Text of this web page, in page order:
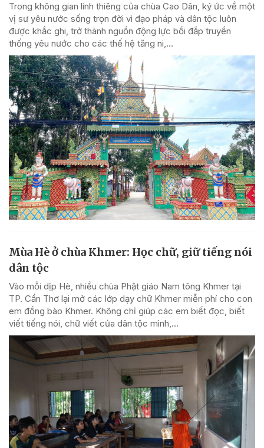
Trong không gian linh thiêng của chùa Cao Dân, ký ức về một
vị sư yêu nước sống trọn đời vì đạo pháp và dân tộc luôn
được khắc ghi, trở thành nguồn động lực bồi đắp truyền
thống yêu nước cho các thế hệ tăng ni,...
Mùa Hè ở chùa Khmer: Học chữ, giữ tiếng nói
dân tộc
Vào mỗi dịp Hè, nhiều chùa Phật giáo Nam tông Khmer tại
TP. Cần Thơ lại mở các lớp dạy chữ Khmer miễn phí cho con
em đồng bào Khmer. Không chỉ giúp các em biết đọc, biết
viết tiếng nói, chữ viết của dân tộc mình,...